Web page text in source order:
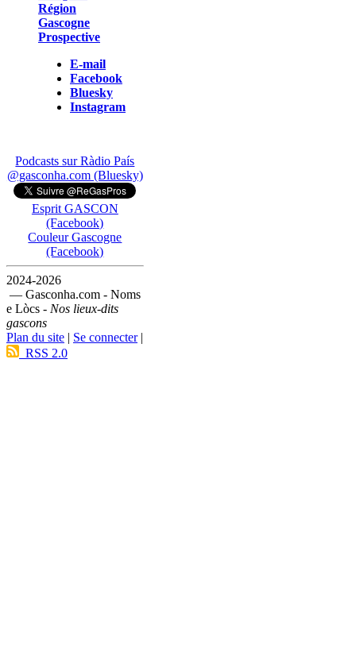
Région
Gascogne
Prospective
E-mail
Facebook
Bluesky
Instagram
Podcasts sur Ràdio País
@gasconha.com (Bluesky)
Esprit GASCON
(Facebook)
Couleur Gascogne
(Facebook)
2024-2026
— Gasconha.com - Noms
e Lòcs - Nos lieux-dits
gascons
Plan du site | Se connecter|
RSS 2.0